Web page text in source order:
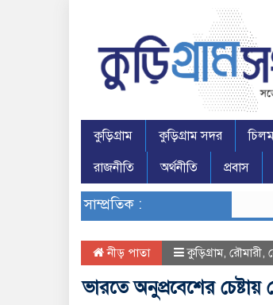
কুড়িগ্রাম কুড়িগ্রাম সদর
রাজনীতি
অর্থনীতি প্রবাস
সাম্প্রতিক :
নীড় পাতা কুড়িগ্রাম, রৌমারী,
ভারতে অনুপ্রবেশের